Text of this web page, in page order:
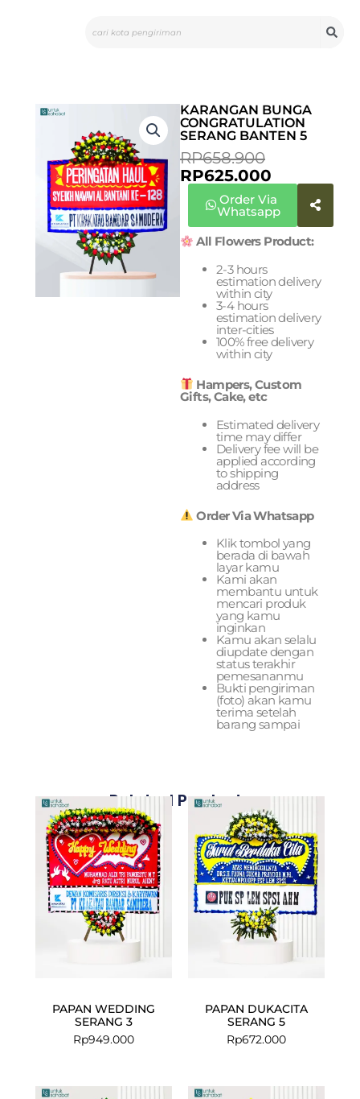
KARANGAN BUNGA
CONGRATULATION
SERANG BANTEN 5
RP658.900
WAS:
RP658.900.
RP625.000
IS:
RP625.000.
Order Via
Whatsapp
All Flowers Product:
2-3 hours
estimation delivery
within city
3-4 hours
estimation delivery
inter-cities
100% free delivery
within city
Hampers, Custom
Gifts, Cake, etc
Estimated delivery
time may differ
Delivery fee will be
applied according
to shipping
address
Order Via Whatsapp
Klik tombol yang
berada di bawah
layar kamu
Kami akan
membantu untuk
mencari produk
yang kamu
inginkan
Kamu akan selalu
diupdate dengan
status terakhir
pemesananmu
Bukti pengiriman
(foto) akan kamu
terima setelah
barang sampai
Related Products
PAPAN WEDDING
SERANG 3
Rp949.000
PAPAN DUKACITA
SERANG 5
Rp672.000